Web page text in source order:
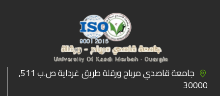
جامعة قاصدي مرباح ورقلة طريق غرداية ص.ب 511,
30000